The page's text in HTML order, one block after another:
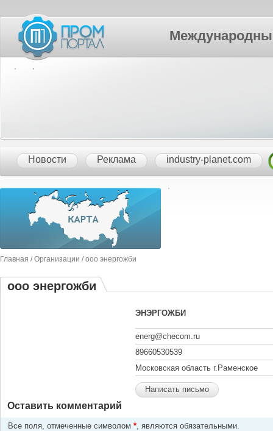
Международный
Новости Реклама industry-planet.com
Главная /Организации / ооо энергожби
ооо энергожби
ЭНЭРГОЖБИ
energ@checom.ru
89660530539
Московская область г.Раменское
Написать письмо
Оставить комментарий
Все поля, отмеченные символом *, являются обязательными.